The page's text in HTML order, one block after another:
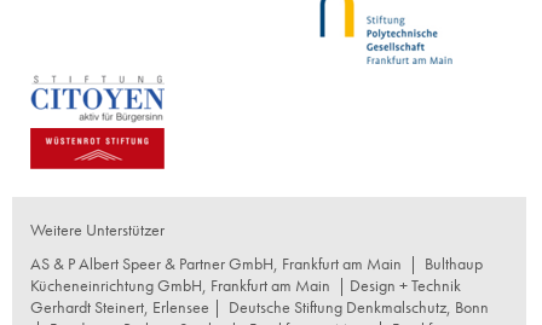
Weitere Unterstützer
AS & P Albert Speer & Partner GmbH, Frankfurt am Main | Bulthaup
Kücheneinrichtung GmbH, Frankfurt am Main | Design + Technik
Gerhardt Steinert, Erlensee | Deutsche Stiftung Denkmalschutz, Bonn